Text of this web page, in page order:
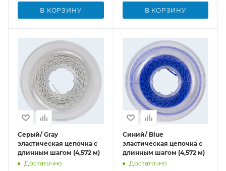
В КОРЗИНУ В КОРЗИНУ
Серый/ Gray
эластическая цепочка с
длинным шагом (4,572 м)
Достаточно
Синий/ Blue
эластическая цепочка с
длинным шагом (4,572 м)
Достаточно